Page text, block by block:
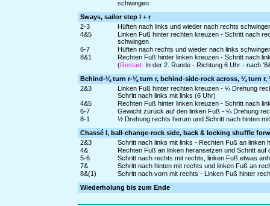
schwingen
Sways, sailor step l + r
2-3
Hüften nach links und wieder nach rechts
4&5
Linken Fuß hinter rechten kreuzen - Schritt nach
schwingen
6-7
Hüften nach rechts und wieder nach links
8&1
Rechten Fuß hinter linken kreuzen - Schritt nach
(Restart: In der 2. Runde - Richtung 6 Uhr - nach
Behind-¼ turn r-¼ turn r, behind-side-rock across, ¼ turn
2&3
Linken Fuß hinter rechten kreuzen - ¼ Drehung
Schritt nach links mit links (6 Uhr)
4&5
Rechten Fuß hinter linken kreuzen - Schritt nach
6-7
Gewicht zurück auf den linken Fuß - ¼ Drehung
8-1
½ Drehung rechts herum und Schritt nach hinten
Chassé l, ball-change-rock side, back & locking shuffle
2&3
Schritt nach links mit links - Rechten Fuß an linken
4&
Rechten Fuß an linken heransetzen und Schritt auf
5-6
Schritt nach rechts mit rechts, linken Fuß etwas
7&
Schritt nach hinten mit rechts und linken Fuß an
8&(1)
Schritt nach vorn mit rechts - Linken Fuß hinter
Wiederholung bis zum Ende